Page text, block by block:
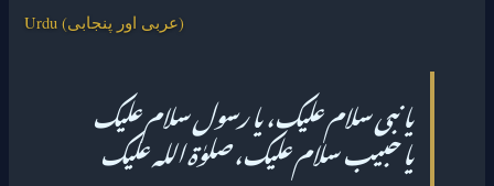
Urdu (عربی اور پنجابی)
یا نبی سلام علیک، یا رسول سلام علیک
یا حبیب سلام علیک، صلوٰۃ اللہ علیک